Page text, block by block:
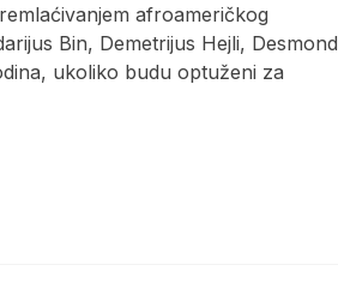
afroameričkog
Bin, Demetrijus Hejli, Desmond
ukoliko budu optuženi za